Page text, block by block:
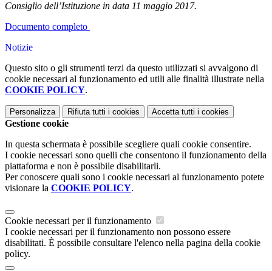
Consiglio dell’Istituzione in data 11 maggio 2017.
Documento completo
Notizie
Questo sito o gli strumenti terzi da questo utilizzati si avvalgono di
cookie necessari al funzionamento ed utili alle finalità illustrate nella
COOKIE POLICY.
Personalizza Rifiuta tutti i cookies Accetta tutti i cookies
Gestione cookie
In questa schermata è possibile scegliere quali cookie consentire.
I cookie necessari sono quelli che consentono il funzionamento della
piattaforma e non è possibile disabilitarli.
Per conoscere quali sono i cookie necessari al funzionamento potete
visionare la COOKIE POLICY.
Cookie necessari per il funzionamento
I cookie necessari per il funzionamento non possono essere
disabilitati. È possibile consultare l'elenco nella pagina della cookie
policy.